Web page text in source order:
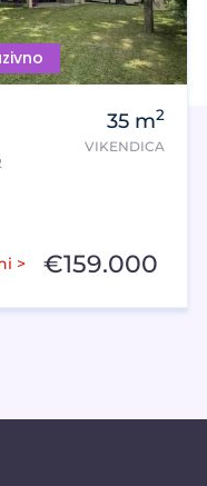
35 m2
VIKENDICA
> €159.000